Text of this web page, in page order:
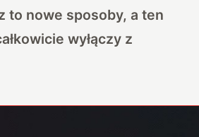
to nowe sposoby, a ten
wyłączy z